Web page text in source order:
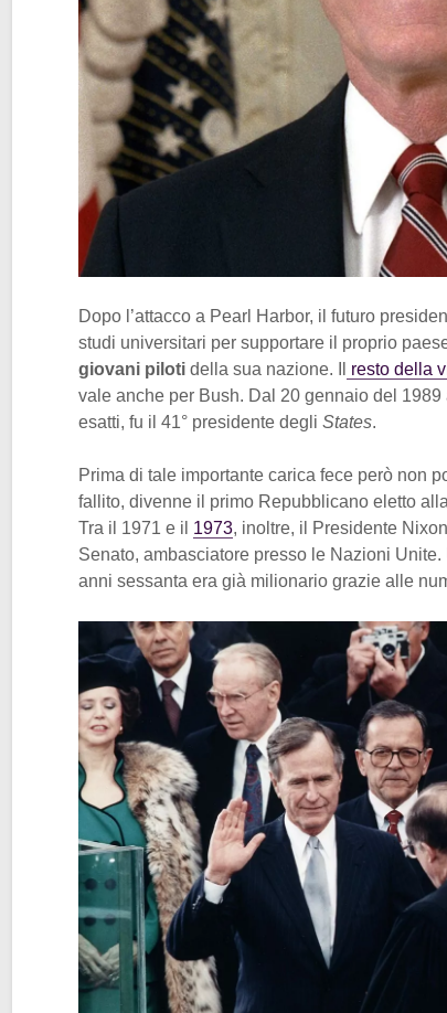
Dopo l’attacco a Pearl Harbor, il futuro
studi universitari per supportare il proprio
giovani piloti della sua nazione. Il resto della
vale anche per Bush. Dal 20 gennaio del
esatti, fu il 41° presidente degli States.
Prima di tale importante carica fece però non
fallito, divenne il primo Repubblicano eletto
Tra il 1971 e il 1973, inoltre, il Presidente
Senato, ambasciatore presso le Nazioni
anni sessanta era già milionario grazie alle